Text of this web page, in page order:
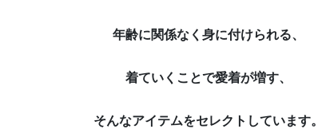
年齢に関係なく身に付けられる、
着ていくことで愛着が増す、
そんなアイテムをセレクトしています。